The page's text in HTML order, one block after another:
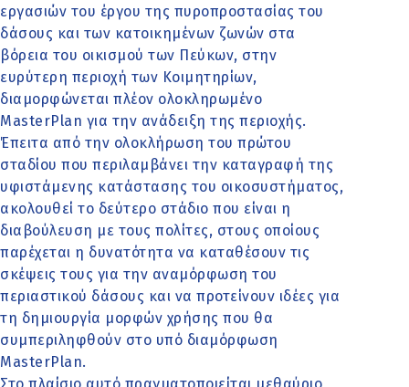
εργασιών του έργου της πυροπροστασίας του
δάσους και των κατοικημένων ζωνών στα
βόρεια του οικισμού των Πεύκων, στην
ευρύτερη περιοχή των Κοιμητηρίων,
διαμορφώνεται πλέον ολοκληρωμένο
MasterPlan για την ανάδειξη της περιοχής.
Έπειτα από την ολοκλήρωση του πρώτου
σταδίου που περιλαμβάνει την καταγραφή της
υφιστάμενης κατάστασης του οικοσυστήματος,
ακολουθεί το δεύτερο στάδιο που είναι η
διαβούλευση με τους πολίτες, στους οποίους
παρέχεται η δυνατότητα να καταθέσουν τις
σκέψεις τους για την αναμόρφωση του
περιαστικού δάσους και να προτείνουν ιδέες για
τη δημιουργία μορφών χρήσης που θα
συμπεριληφθούν στο υπό διαμόρφωση
MasterPlan.